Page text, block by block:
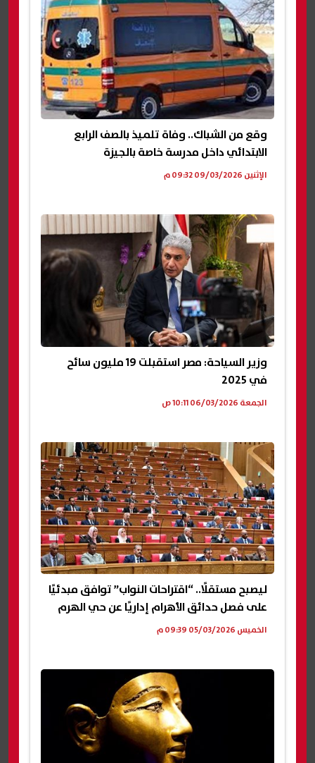
وقع من الشباك.. وفاة تلميذ بالصف الرابع
الابتدائي داخل مدرسة خاصة بالجيزة
الإثنين 09/03/2026 09:32 م
وزير السياحة: مصر استقبلت 19 مليون سائح
في 2025
الجمعة 06/03/2026 10:11 ص
ليصبح مستقلًا.. “اقتراحات النواب” توافق مبدئيًا
على فصل حدائق الأهرام إداريًا عن حي الهرم
الخميس 05/03/2026 09:39 م